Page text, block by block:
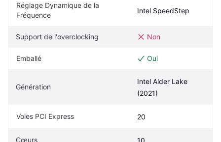
Réglage Dynamique de la
Fréquence
Intel SpeedStep
Support de l'overclocking Non
Emballé Oui
Génération
Intel Alder Lake
(2021)
Voies PCI Express 20
Cœurs 10